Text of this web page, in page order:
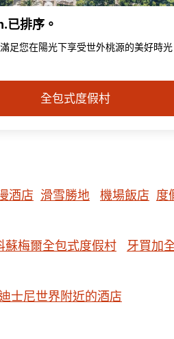
已排序。
足您在陽光下享受世外桃源的美好時光
全包式度假村
酒店 滑雪勝地 機場飯店 度
蘇梅爾全包式度假村 牙買加
士尼世界附近的酒店